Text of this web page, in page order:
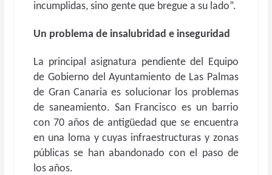
incumplidas, sino gente que bregue a su lado”.
Un problema de insalubridad e inseguridad
La principal asignatura pendiente del Equipo
de Gobierno del Ayuntamiento de Las Palmas
de Gran Canaria es solucionar los problemas
de saneamiento. San Francisco es un barrio
con 70 años de antigüedad que se encuentra
en una loma y cuyas infraestructuras y zonas
públicas se han abandonado con el paso de
los años.